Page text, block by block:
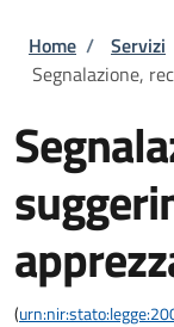
Briciole
Home / Servizi
Segnalazione,
(